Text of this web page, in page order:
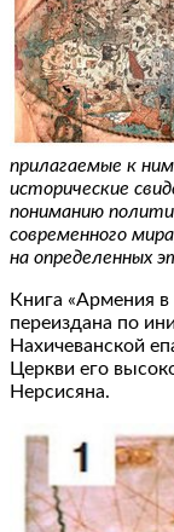
прилагаемые к
исторические
пониманию
современного
на определенных
Книга «Армения
переиздана по
Нахичеванской
Церкви его
Нерсисяна.